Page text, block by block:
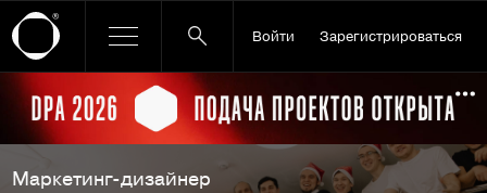
Войти Зарегистрироваться
Ссылка баннера
Маркетинг-дизайнер